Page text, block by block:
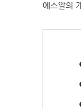
에스알의